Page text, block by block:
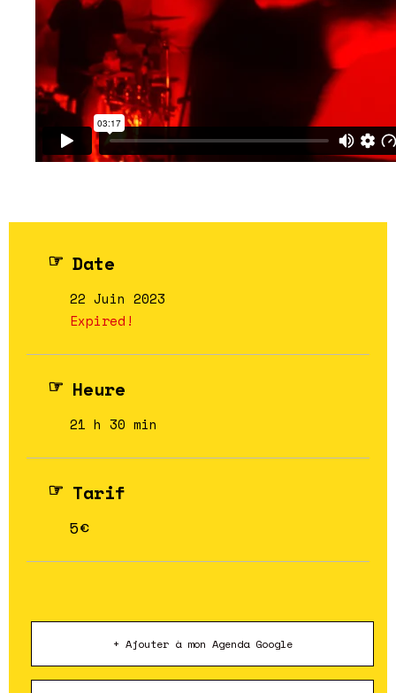
Date
22 Juin 2023
Expired!
Heure
21 h 30 min
Tarif
5€
+ Ajouter à mon Agenda Google